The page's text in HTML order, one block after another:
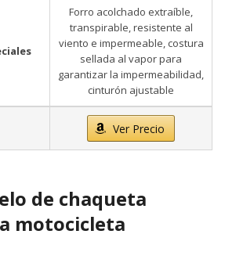
Forro acolchado extraíble,
transpirable, resistente al
viento e impermeable, costura
sellada al vapor para
garantizar la impermeabilidad,
cinturón ajustable
Ver Precio
de chaqueta
motocicleta